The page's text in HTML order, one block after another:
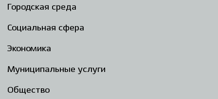
Городская среда
Социальная сфера
Экономика
Муниципальные услуги
Общество